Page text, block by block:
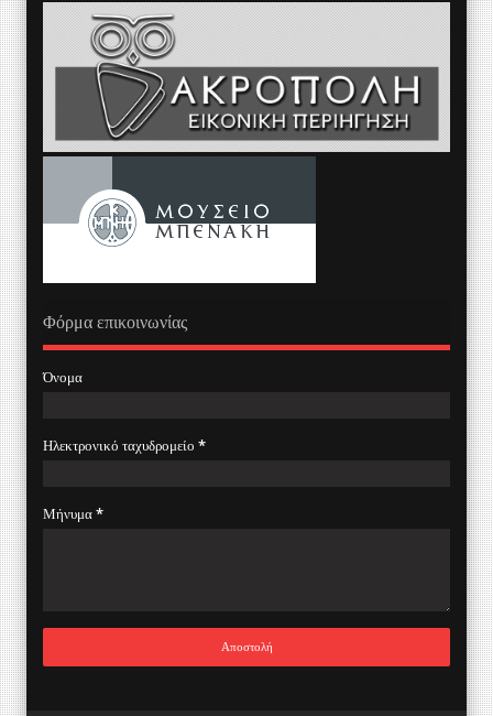
Φόρμα επικοινωνίας
Όνομα
Ηλεκτρονικό ταχυδρομείο *
Μήνυμα*